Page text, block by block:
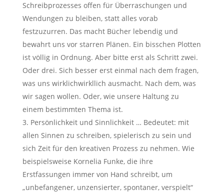
Schreibprozesses offen für Überraschungen und
Wendungen zu bleiben, statt alles vorab
festzuzurren. Das macht Bücher lebendig und
bewahrt uns vor starren Plänen. Ein bisschen Plotten
ist völlig in Ordnung. Aber bitte erst als Schritt zwei.
Oder drei. Sich besser erst einmal nach dem fragen,
was uns wirklichwirkllich ausmacht. Nach dem, was
wir sagen wollen. Oder, wie unsere Haltung zu
einem bestimmten Thema ist.
Persönlichkeit und Sinnlichkeit … Bedeutet: mit
allen Sinnen zu schreiben, spielerisch zu sein und
sich Zeit für den kreativen Prozess zu nehmen. Wie
beispielsweise Kornelia Funke, die ihre
Erstfassungen immer von Hand schreibt, um
„unbefangener, unzensierter, spontaner, verspielt“